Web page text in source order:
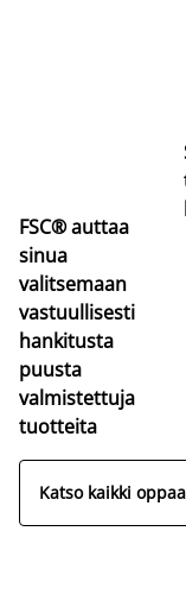
FSC® auttaa
sinua
valitsemaan
vastuullisesti
hankitusta
puusta
valmistettuja
tuotteita
Katso kaikki